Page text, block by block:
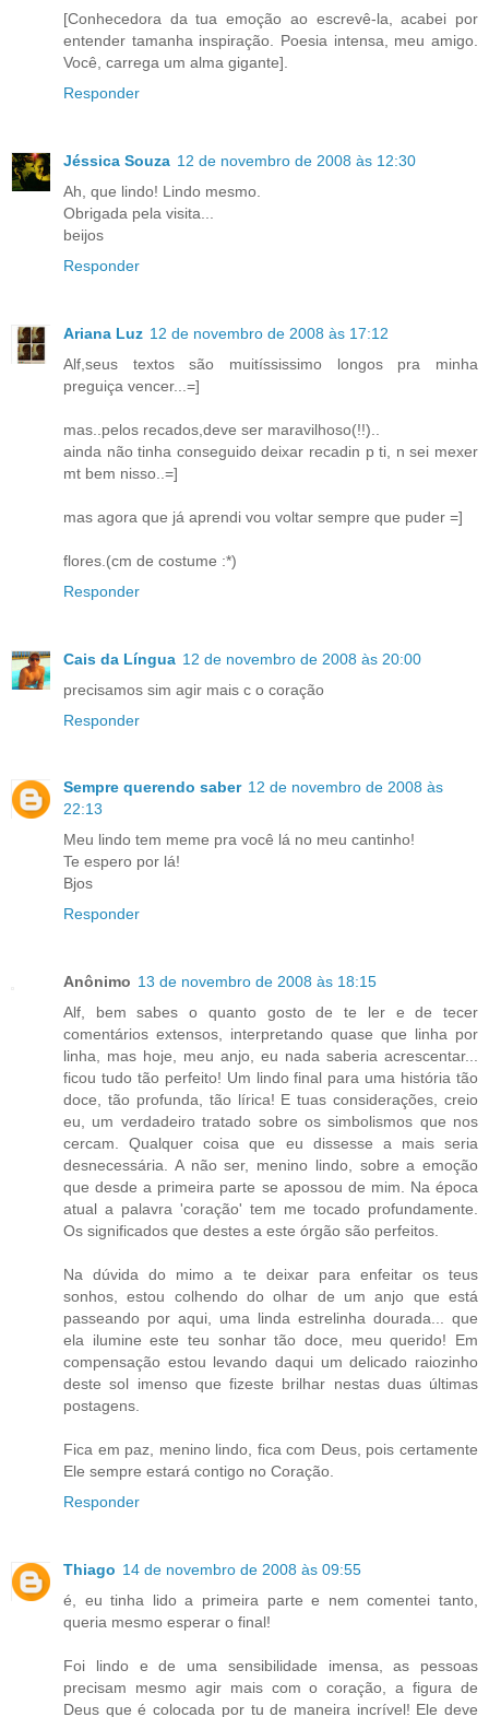
[Conhecedora da tua emoção ao escrevê-la, acabei por
entender tamanha inspiração. Poesia intensa, meu amigo.
Você, carrega um alma gigante].
Responder
Jéssica Souza 12 de novembro de 2008 às 12:30
Ah, que lindo! Lindo mesmo.
Obrigada pela visita...
beijos
Responder
Ariana Luz 12 de novembro de 2008 às 17:12
Alf,seus textos são muitíssissimo longos pra minha
preguiça vencer...=]
mas..pelos recados,deve ser maravilhoso(!!)..
ainda não tinha conseguido deixar recadin p ti, n sei mexer
mt bem nisso..=]
mas agora que já aprendi vou voltar sempre que puder =]
flores.(cm de costume :*)
Responder
Cais da Língua 12 de novembro de 2008 às 20:00
precisamos sim agir mais c o coração
Responder
Sempre querendo saber 12 de novembro de 2008 às
22:13
Meu lindo tem meme pra você lá no meu cantinho!
Te espero por lá!
Bjos
Responder
Anônimo 13 de novembro de 2008 às 18:15
Alf, bem sabes o quanto gosto de te ler e de tecer
comentários extensos, interpretando quase que linha por
linha, mas hoje, meu anjo, eu nada saberia acrescentar...
ficou tudo tão perfeito! Um lindo final para uma história tão
doce, tão profunda, tão lírica! E tuas considerações, creio
eu, um verdadeiro tratado sobre os simbolismos que nos
cercam. Qualquer coisa que eu dissesse a mais seria
desnecessária. A não ser, menino lindo, sobre a emoção
que desde a primeira parte se apossou de mim. Na época
atual a palavra 'coração' tem me tocado profundamente.
Os significados que destes a este órgão são perfeitos.
Na dúvida do mimo a te deixar para enfeitar os teus
sonhos, estou colhendo do olhar de um anjo que está
passeando por aqui, uma linda estrelinha dourada... que
ela ilumine este teu sonhar tão doce, meu querido! Em
compensação estou levando daqui um delicado raiozinho
deste sol imenso que fizeste brilhar nestas duas últimas
postagens.
Fica em paz, menino lindo, fica com Deus, pois certamente
Ele sempre estará contigo no Coração.
Responder
Thiago 14 de novembro de 2008 às 09:55
é, eu tinha lido a primeira parte e nem comentei tanto,
queria mesmo esperar o final!
Foi lindo e de uma sensibilidade imensa, as pessoas
precisam mesmo agir mais com o coração, a figura de
Deus que é colocada por tu de maneira incrível! Ele deve